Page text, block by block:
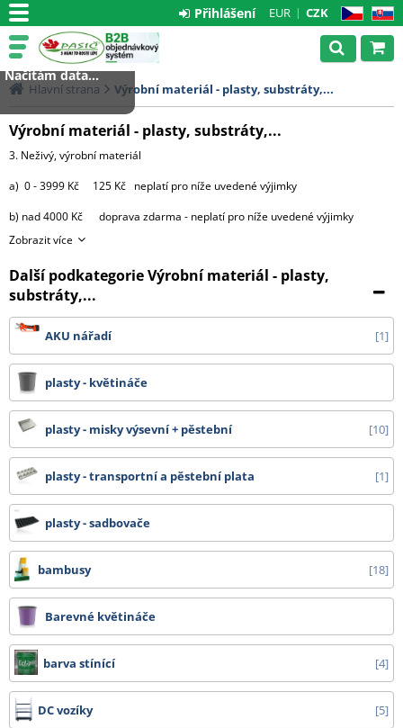
CZ SK
EUR CZK
Přihlášení
Hlavní strana Výrobní materiál - plasty, substráty,...
Výrobní materiál - plasty, substráty,...
3. Neživý, výrobní materiál
a) 0 - 3999 Kč 125 Kč neplatí pro níže uvedené výjimky
b) nad 4000 Kč doprava zdarma - neplatí pro níže uvedené výjimky
výjimky:
- substráty, perlit, hnojiva, kůra 2000 Kč za každou započatou
paletu, 3500 Kč za 2 palety,
4000 Kč za 3 palety, 4500 Kč za 4 palety
a 5000 Kč za 5 9 palet.
Od 10 palet doprava zdarma.
- bílá netkaná 19 g textilie v délce 3,20 m cena dopravy na dotaz
- tkaniny 525 cm, bublinkové fólie od 1,50 m, bambusy nad 210 cm, DC vozíky
a ostatní zboží, které nelze zabalit do kartonu - cena dopravy na dotaz
Všechny ceny zde uvedené jsou bez DPH.
Zobrazit více
Další podkategorie Výrobní materiál - plasty,
substráty,...
AKU nářadí 1
plasty - květináče
plasty - misky výsevní + pěstební 10
plasty - transportní a pěstební plata 1
plasty - sadbovače
bambusy 18
Barevné květináče
barva stínící 4
DC vozíky 5
Načítám data...